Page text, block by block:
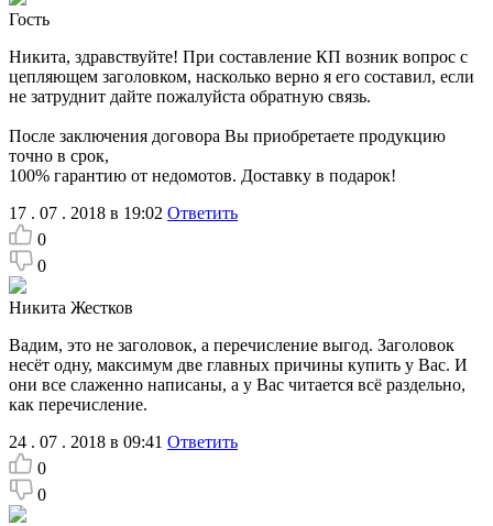
Гость
Никита, здравствуйте! При составление КП возник вопрос с
цепляющем заголовком, насколько верно я его составил, если
не затруднит дайте пожалуйста обратную связь.
После заключения договора Вы приобретаете продукцию
точно в срок,
100% гарантию от недомотов. Доставку в подарок!
17 . 07 . 2018 в 19:02 Ответить
0
0
Никита Жестков
Вадим, это не заголовок, а перечисление выгод. Заголовок
несёт одну, максимум две главных причины купить у Вас. И
они все слаженно написаны, а у Вас читается всё раздельно,
как перечисление.
24 . 07 . 2018 в 09:41 Ответить
0
0